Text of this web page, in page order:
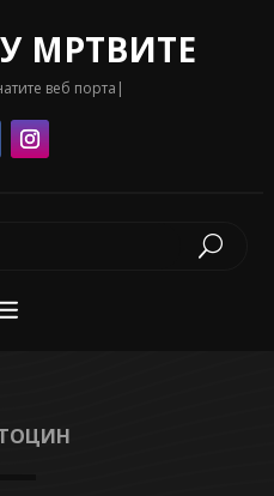
МРТВИТЕ
веб портали се